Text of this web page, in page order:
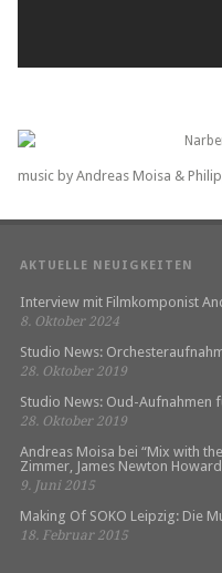
music by Andreas Moisa &
AKTUELLE NEUIGKEITEN
Interview mit Filmkomponist
8. Oktober 2024
Studio News:
28. Oktober 2019
Studio News: Oud-Aufnahmen
28. Oktober 2019
Andreas Moisa bei “Mix with
Zimmer, James Newton
9. Juni 2015
Making Of SOKO Leipzig: Die
18. Februar 2015